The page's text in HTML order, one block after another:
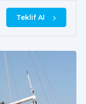
Teklif Al